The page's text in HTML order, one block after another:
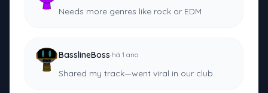
Needs more genres like rock or EDM
BasslineBoss·há 1 ano
Shared my track—went viral in our club